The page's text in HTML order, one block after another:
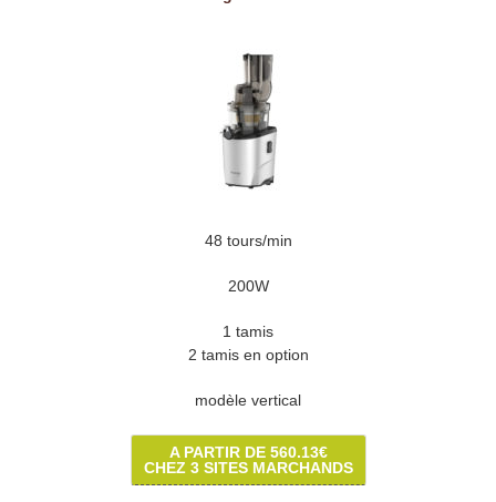
48 tours/min
200W
1 tamis
2 tamis en option
modèle vertical
A PARTIR DE 560.13€
CHEZ 3 SITES MARCHANDS